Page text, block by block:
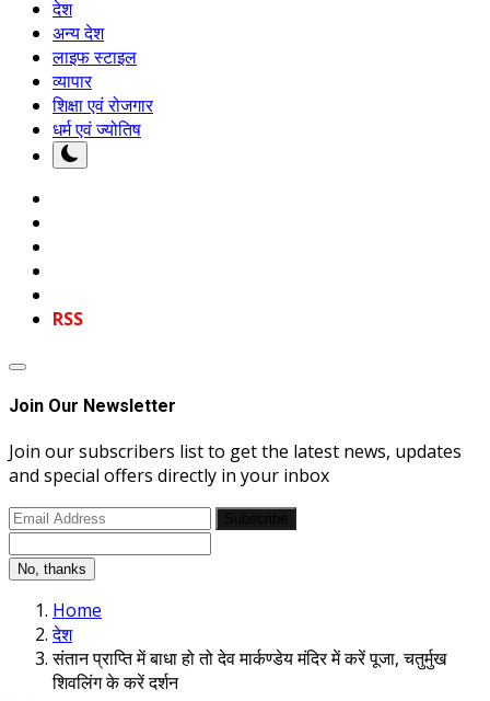
देश
अन्य देश
लाइफ स्टाइल
व्यापार
शिक्षा एवं रोजगार
धर्म एवं ज्योतिष
RSS
Join Our Newsletter
Join our subscribers list to get the latest news, updates
and special offers directly in your inbox
No, thanks
Home
देश
संतान प्राप्ति में बाधा हो तो देव मार्कण्डेय मंदिर में करें पूजा, चतुर्मुख
शिवलिंग के करें दर्शन